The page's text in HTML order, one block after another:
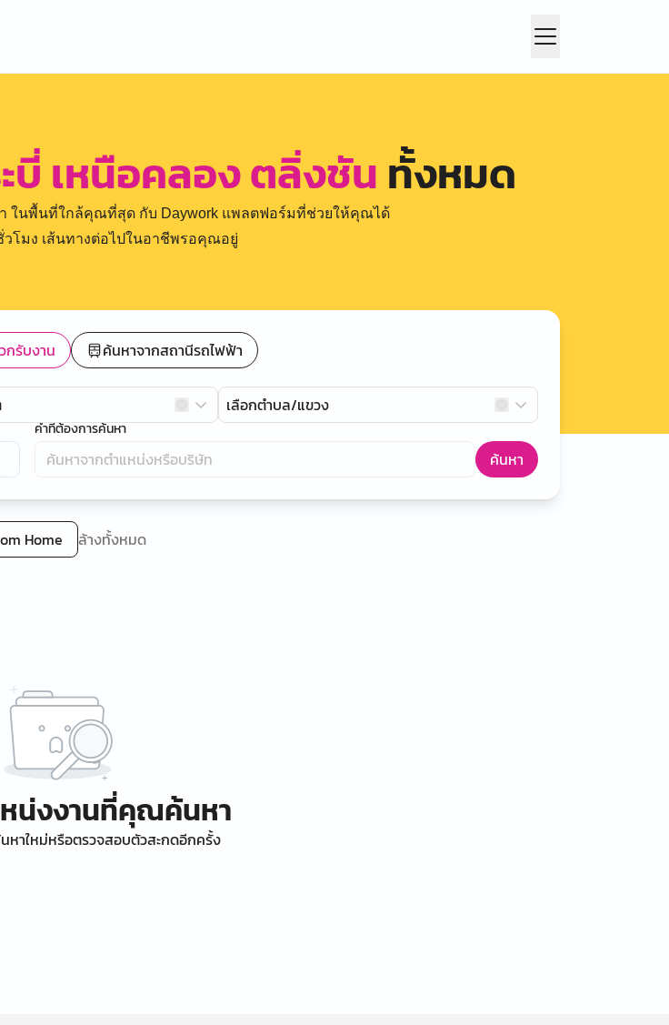
บี่ เหนือคลอง ตลิ่งชัน ทั้งหมด
ในพื้นที่ใกล้คุณที่สุด กับ Daywork แพลตฟอร์มที่ช่วยให้คุณได้
วโมง เส้นทางต่อไปในอาชีพรอคุณอยู่
กรับงาน ค้นหาจากสถานีรถไฟฟ้า
เลือกตำบล/แขวง
คำที่ต้องการค้นหา
ค้นหา
Home ล้างทั้งหมด
น่งงานที่คุณค้นหา
หาใหม่หรือตรวจสอบตัวสะกดอีกครั้ง